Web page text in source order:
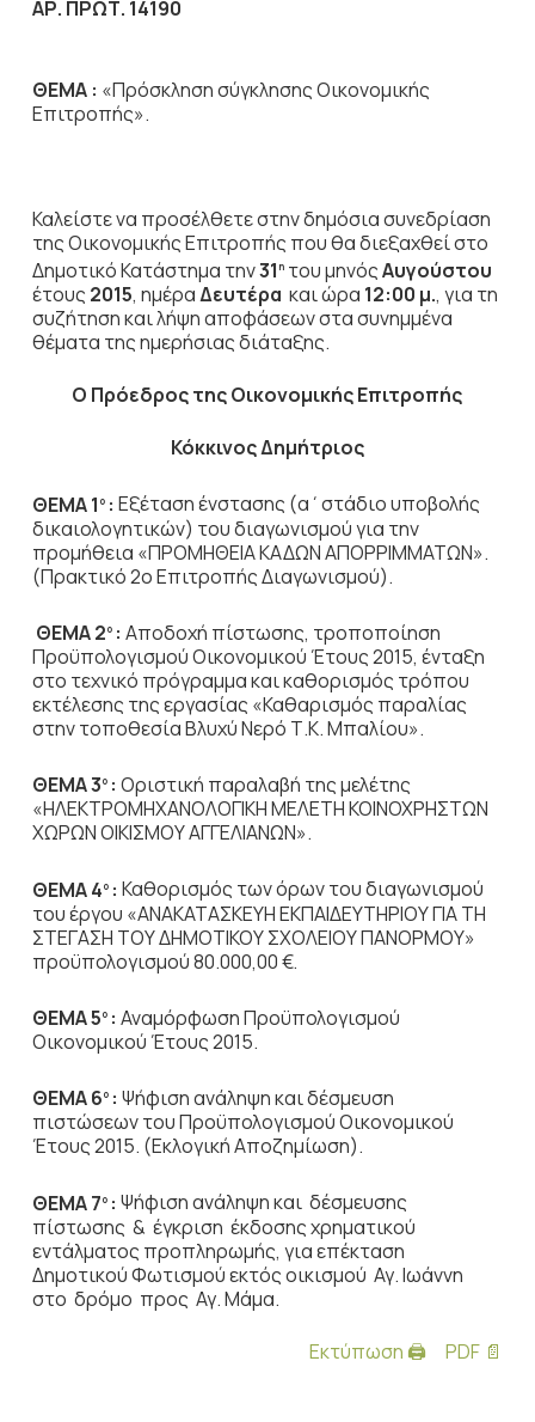
ΑΡ. ΠΡΩΤ. 14190
ΘΕΜΑ : «Πρόσκληση σύγκλησης Οικονομικής
Επιτροπής».
Καλείστε να προσέλθετε στην δημόσια συνεδρίαση
της Οικονομικής Επιτροπής που θα διεξαχθεί στο
Δημοτικό Κατάστημα την31 ητου μηνόςΑυγούστου
έτους 2015, ημέραΔευτέρα και ώρα 12:00 μ., για τη
συζήτησηκαι λήψη αποφάσεων στα συνημμένα
θέματα της ημερήσιας διάταξης.
Ο Πρόεδροςτης Οικονομικής Επιτροπής
Κόκκινος Δημήτριος
ΘΕΜΑ 1 ο : Εξέταση ένστασης (α΄στάδιο υποβολής
δικαιολογητικών) του διαγωνισμού για την
προμήθεια «ΠΡΟΜΗΘΕΙΑ ΚΑΔΩΝ ΑΠΟΡΡΙΜΜΑΤΩΝ».
(Πρακτικό 2ο Επιτροπής Διαγωνισμού).
ΘΕΜΑ 2ο : Αποδοχή πίστωσης, τροποποίηση
Προϋπολογισμού Οικονομικού Έτους 2015, ένταξη
στο τεχνικό πρόγραμμα και καθορισμός τρόπου
εκτέλεσης της εργασίας «Καθαρισμός παραλίας
στην τοποθεσία Βλυχύ Νερό Τ.Κ. Μπαλίου».
ΘΕΜΑ 3ο : Οριστική παραλαβή της μελέτης
«ΗΛΕΚΤΡΟΜΗΧΑΝΟΛΟΓΙΚΗ ΜΕΛΕΤΗ ΚΟΙΝΟΧΡΗΣΤΩΝ
ΧΩΡΩΝ ΟΙΚΙΣΜΟΥ ΑΓΓΕΛΙΑΝΩΝ».
ΘΕΜΑ 4ο : Καθορισμός των όρων του διαγωνισμού
του έργου «ΑΝΑΚΑΤΑΣΚΕΥΗ ΕΚΠΑΙΔΕΥΤΗΡΙΟΥ ΓΙΑ ΤΗ
ΣΤΕΓΑΣΗ ΤΟΥ ΔΗΜΟΤΙΚΟΥ ΣΧΟΛΕΙΟΥ ΠΑΝΟΡΜΟΥ»
προϋπολογισμού 80.000,00 €.
ΘΕΜΑ 5ο : Αναμόρφωση Προϋπολογισμού
Οικονομικού Έτους 2015.
ΘΕΜΑ 6ο : Ψήφιση ανάληψη και δέσμευση
πιστώσεων του Προϋπολογισμού Οικονομικού
Έτους 2015. (Εκλογική Αποζημίωση).
ΘΕΜΑ 7ο : Ψήφιση ανάληψη και δέσμευσης
πίστωσης & έγκριση έκδοσης χρηματικού
εντάλματος προπληρωμής, για επέκταση
Δημοτικού Φωτισμού εκτός οικισμού Αγ. Ιωάννη
στο δρόμο προς Αγ. Μάμα.
Εκτύπωση 🖨
PDF 📄